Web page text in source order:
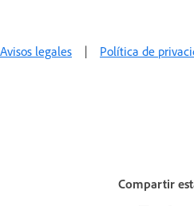
Avisos legales | Política de
Compartir